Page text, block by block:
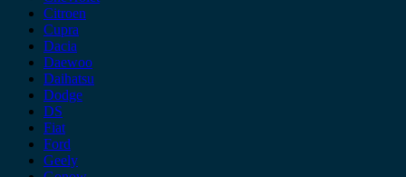
Citroen
Cupra
Dacia
Daewoo
Daihatsu
Dodge
DS
Fiat
Ford
Geely